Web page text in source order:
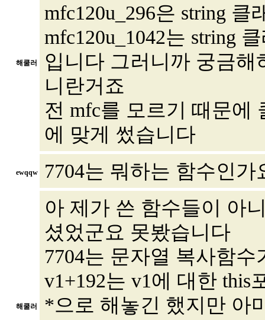
해쿨러
mfc120u_296은 string 클
mfc120u_1042는 string
입니다 그러니까 궁금
니란거죠
전 mfc를 모르기 때문에
에 맞게 썼습니다
ewqqw 7704는 뭐하는 함수인가
해쿨러
아 제가 쓴 함수들이 아
셨었군요 못봤습니다
7704는 문자열 복사함
v1+192는 v1에 대한 this
*으로 해놓긴 했지만 아